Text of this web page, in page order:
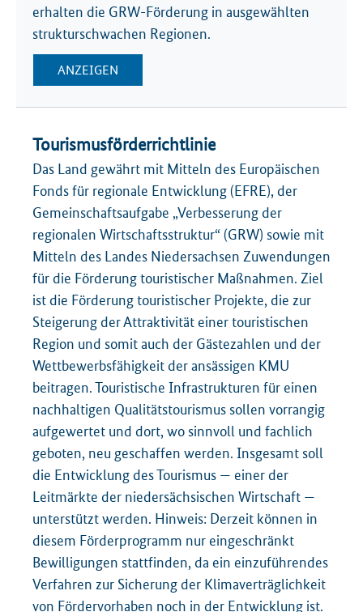
erhalten die GRW-Förderung in ausgewählten
strukturschwachen Regionen.
ANZEIGEN
Tourismusförderrichtlinie
Das Land gewährt mit Mitteln des Europäischen
Fonds für regionale Entwicklung (EFRE), der
Gemeinschaftsaufgabe „Verbesserung der
regionalen Wirtschaftsstruktur“ (GRW) sowie mit
Mitteln des Landes Niedersachsen Zuwendungen
für die Förderung touristischer Maßnahmen. Ziel
ist die Förderung touristischer Projekte, die zur
Steigerung der Attraktivität einer touristischen
Region und somit auch der Gästezahlen und der
Wettbewerbsfähigkeit der ansässigen KMU
beitragen. Touristische Infrastrukturen für einen
nachhaltigen Qualitätstourismus sollen vorrangig
aufgewertet und dort, wo sinnvoll und fachlich
geboten, neu geschaffen werden. Insgesamt soll
die Entwicklung des Tourismus — einer der
Leitmärkte der niedersächsischen Wirtschaft —
unterstützt werden. Hinweis: Derzeit können in
diesem Förderprogramm nur eingeschränkt
Bewilligungen stattfinden, da ein einzuführendes
Verfahren zur Sicherung der Klimaverträglichkeit
von Fördervorhaben noch in der Entwicklung ist.